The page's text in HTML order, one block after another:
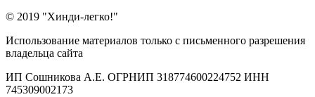
© 2019 "Хинди-легко!"
Использование материалов только с письменного разрешения
владельца сайта
ИП Сошникова А.Е. ОГРНИП 318774600224752 ИНН
745309002173